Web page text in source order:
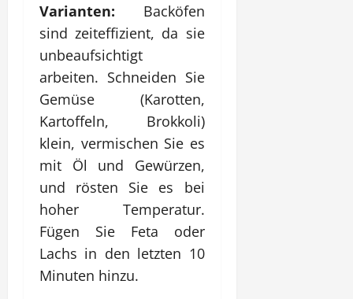
Varianten: Backöfen
sind zeiteffizient, da sie
unbeaufsichtigt
arbeiten. Schneiden Sie
Gemüse (Karotten,
Kartoffeln, Brokkoli)
klein, vermischen Sie es
mit Öl und Gewürzen,
und rösten Sie es bei
hoher Temperatur.
Fügen Sie Feta oder
Lachs in den letzten 10
Minuten hinzu.